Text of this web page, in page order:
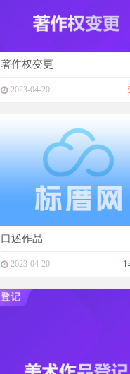
著作权变更
2023-04-20
口述作品
2023-04-20